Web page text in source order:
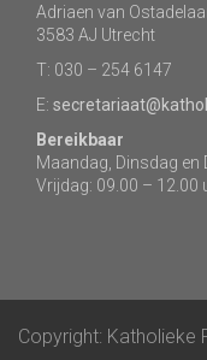
Adriaen van
3583 AJ Utrecht
T: 030 – 254 6147
E:
Bereikbaar
Maandag, Dinsdag
Vrijdag: 09.00 – 12.00
Copyright: Katholieke